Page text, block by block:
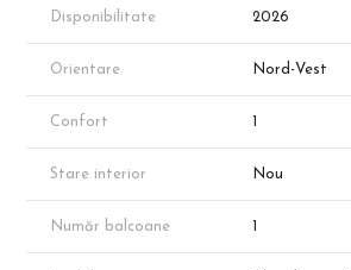
metrou Nicolae Teclu sau statii STB.
*Apartamentul prezentat face parte din
funcție de vânzări.
*Suprafața apartamentului menționată în
aproximativă conform schițelor de
Programeaza o vizionare cu reprezentantul
Disponibilitate 2026
Orientare Nord-Vest
Confort
Stare interior Nou
Număr balcoane